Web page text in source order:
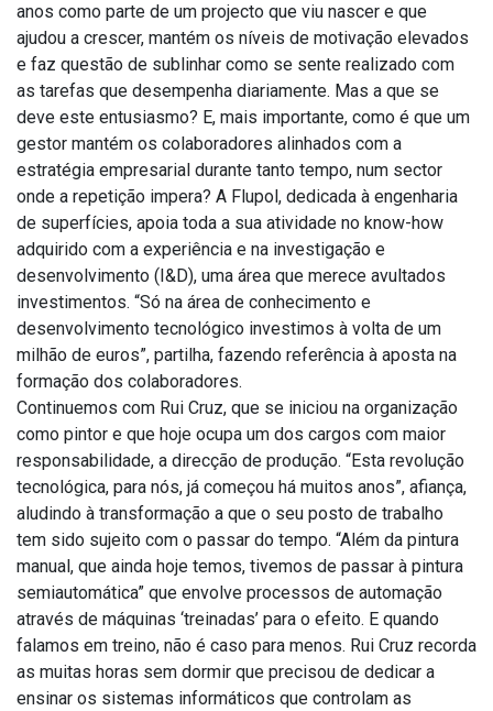
anos como parte de um projecto que viu nascer e que
ajudou a crescer, mantém os níveis de motivação elevados
e faz questão de sublinhar como se sente realizado com
as tarefas que desempenha diariamente. Mas a que se
deve este entusiasmo? E, mais importante, como é que um
gestor mantém os colaboradores alinhados com a
estratégia empresarial durante tanto tempo, num sector
onde a repetição impera? A Flupol, dedicada à engenharia
de superfícies, apoia toda a sua atividade no know-how
adquirido com a experiência e na investigação e
desenvolvimento (I&D), uma área que merece avultados
investimentos. “Só na área de conhecimento e
desenvolvimento tecnológico investimos à volta de um
milhão de euros”, partilha, fazendo referência à aposta na
formação dos colaboradores.
Continuemos com Rui Cruz, que se iniciou na organização
como pintor e que hoje ocupa um dos cargos com maior
responsabilidade, a direcção de produção. “Esta revolução
tecnológica, para nós, já começou há muitos anos”, afiança,
aludindo à transformação a que o seu posto de trabalho
tem sido sujeito com o passar do tempo. “Além da pintura
manual, que ainda hoje temos, tivemos de passar à pintura
semiautomática” que envolve processos de automação
através de máquinas ‘treinadas’ para o efeito. E quando
falamos em treino, não é caso para menos. Rui Cruz recorda
as muitas horas sem dormir que precisou de dedicar a
ensinar os sistemas informáticos que controlam as